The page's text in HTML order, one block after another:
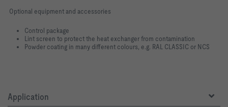
Optional equipment and accessories
Control package
Lint screen to protect the heat exchanger from contamination
Powder coating in many different colours, e.g. RAL CLASSIC or NCS
Application